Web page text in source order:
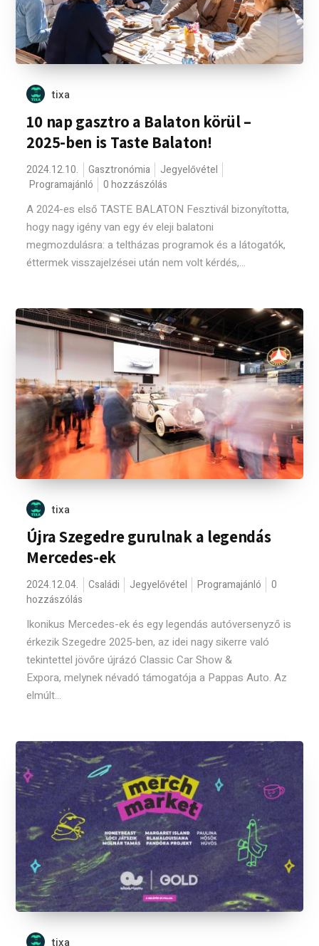
tixa
10 nap gasztro a Balaton körül –
2025-ben is Taste Balaton!
2024.12.10. Gasztronómia
Jegyelővétel
Programajánló
0 hozzászólás
A 2024-es első TASTE BALATON Fesztivál bizonyította,
hogy nagy igény van egy év eleji balatoni
megmozdulásra: a teltházas programok és a látogatók,
éttermek visszajelzései után nem volt kérdés,...
tixa
Újra Szegedre gurulnak a legendás
Mercedes-ek
2024.12.04. Családi Jegyelővétel Programajánló
0
hozzászólás
Ikonikus Mercedes-ek és egy legendás autóversenyző is
érkezik Szegedre 2025-ben, az idei nagy sikerre való
tekintettel jövőre újrázó Classic Car Show &
Expora, melynek névadó támogatója a Pappas Auto. Az
elmúlt...
tixa